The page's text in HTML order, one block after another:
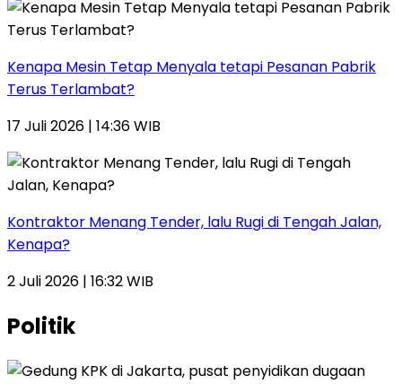
Kenapa Mesin Tetap Menyala tetapi Pesanan Pabrik
Terus Terlambat?
17 Juli 2026 | 14:36 WIB
Kontraktor Menang Tender, lalu Rugi di Tengah Jalan,
Kenapa?
2 Juli 2026 | 16:32 WIB
Politik